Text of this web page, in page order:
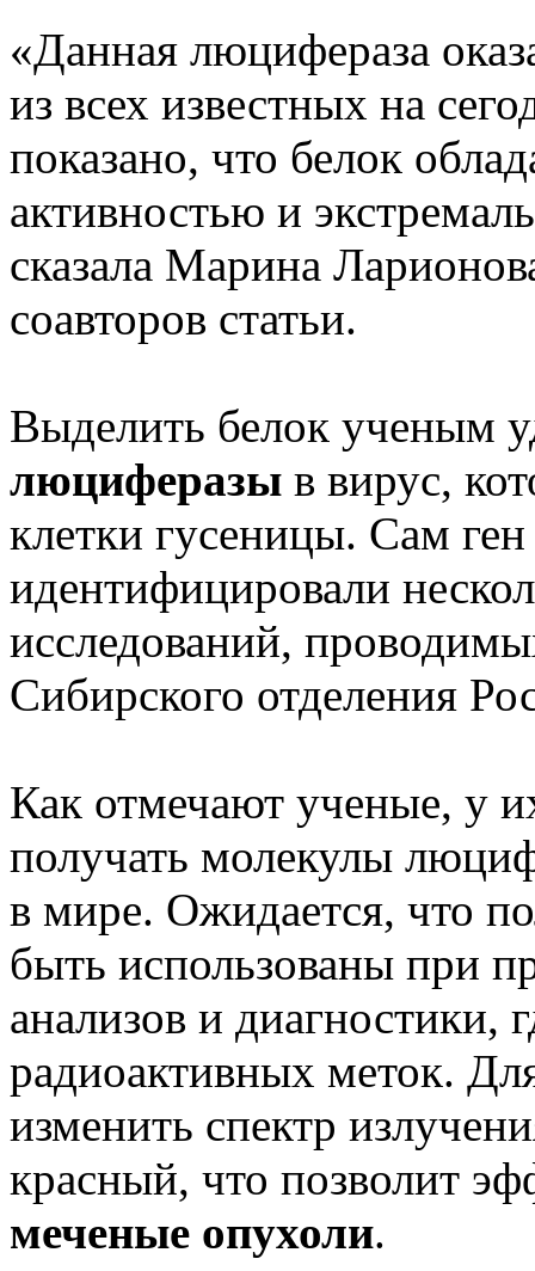
«Данная люцифераза
из всех известных на
показано, что белок
активностью и
сказала Марина
соавторов статьи.
Выделить белок ученым
люциферазы в вирус,
клетки гусеницы. Сам
идентифицировали
исследований,
Сибирского отделения
Как отмечают ученые, у
получать молекулы
в мире. Ожидается, что
быть использованы при
анализов и диагностики,
радиоактивных меток.
изменить спектр
красный, что позволит
меченые опухоли.